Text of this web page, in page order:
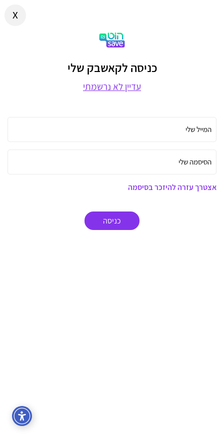
x
כניסה לקאשבק שלי
עדיין לא נרשמתי
המייל שלי
הסיסמה שלי
אצטרך עזרה להיזכר בסיסמה
כניסה